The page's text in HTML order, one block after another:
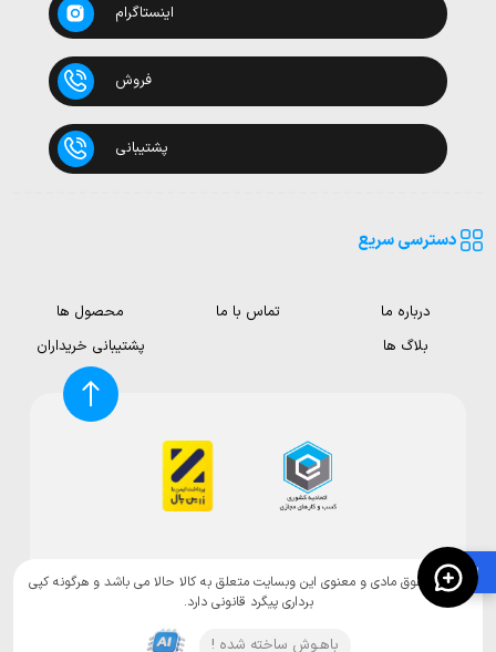
🛍️
اینستاگرام
فروش
پشتیبانی
دسترسی سریع
درباره ما تماس با ما
محصول ها
بلاگ ها
پشتیبانی خریداران
تمامی حقوق مادی و معنوی این وبسایت متعلق به کالا حالا می باشد و هرگونه کپی
برداری پیگرد قانونی دارد.
باهـوش ساخته شده !